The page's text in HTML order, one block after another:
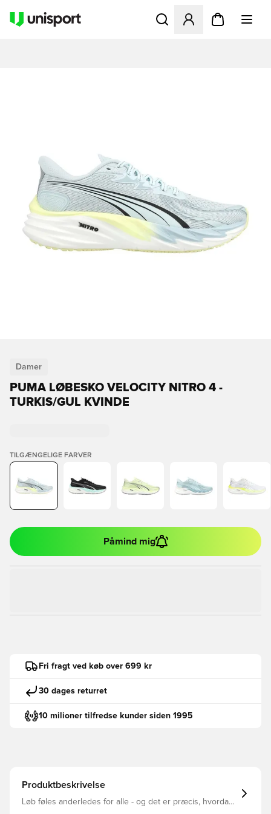
Åbner en Modal til at
Damer
PUMA LØBESKO VELOCITY NITRO 4 -
TURKIS/GUL KVINDE
TILGÆNGELIGE FARVER
Påmind mig
Fri fragt ved køb over 699 kr
30 dages returret
10 milioner tilfredse kunder siden 1995
Produktbeskrivelse
Løb føles anderledes for alle - og det er præcis, hvordan